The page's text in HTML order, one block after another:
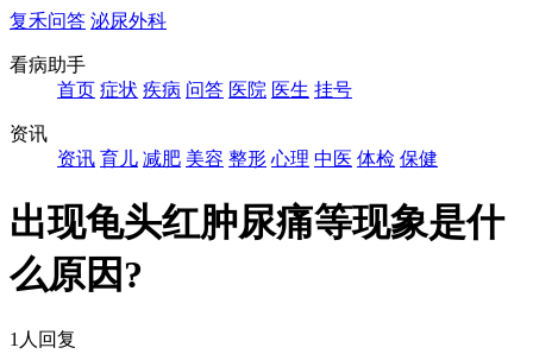
复禾问答 泌尿外科
看病助手
首页 症状 疾病 问答 医院 医生 挂号
资讯
资讯 育儿 减肥 美容 整形 心理 中医 体检 保健
出现龟头红肿尿痛等现象是什
么原因?
1人回复